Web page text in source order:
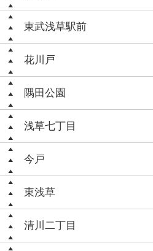
東武浅草駅前
花川戸
隅田公園
浅草七丁目
今戸
東浅草
清川二丁目